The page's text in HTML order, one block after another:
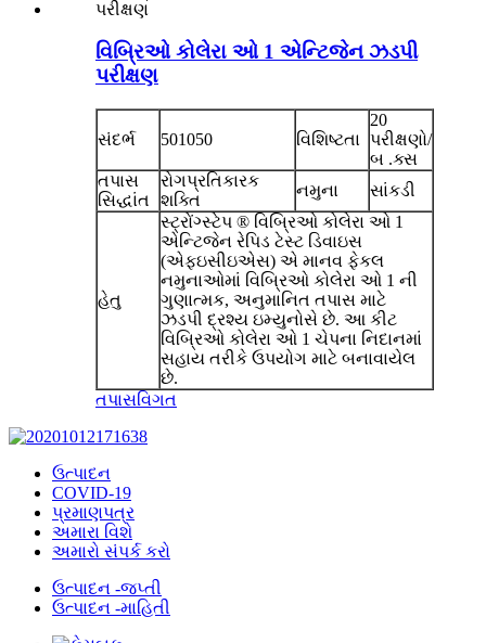
વિબ્રિઓ કોલેરા ઓ 1 એન્ટિજેન ઝડપી
પરીક્ષણ
સંદર્ભ 501050 વિશિષ્ટતા
20
પરીક્ષણો/
બ .ક્સ
તપાસ
સિદ્ધાંત
રોગપ્રતિકારક
શક્તિ
નમુના સાંકડી
હેતુ
સ્ટ્રોંગ્સ્ટેપ ® વિબ્રિઓ કોલેરા ઓ 1
એન્ટિજેન રેપિડ ટેસ્ટ ડિવાઇસ
(એફઇસીઇએસ) એ માનવ ફેકલ
નમુનાઓમાં વિબ્રિઓ કોલેરા ઓ 1 ની
ગુણાત્મક, અનુમાનિત તપાસ માટે
ઝડપી દ્રશ્ય ઇમ્યુનોસે છે. આ કીટ
વિબ્રિઓ કોલેરા ઓ 1 ચેપના નિદાનમાં
સહાય તરીકે ઉપયોગ માટે બનાવાયેલ
છે.
તપાસવિગત
ઉત્પાદન
COVID-19
પ્રમાણપત્ર
અમારા વિશે
અમારો સંપર્ક કરો
ઉત્પાદન -જપ્તી
ઉત્પાદન -માહિતી